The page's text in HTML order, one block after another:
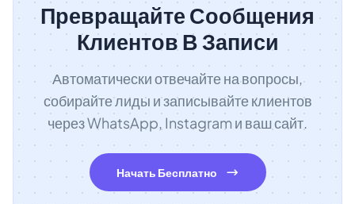
Превращайте Сообщения
Клиентов В Записи
Автоматически отвечайте на вопросы,
собирайте лиды и записывайте клиентов
через WhatsApp, Instagram и ваш сайт.
Начать Бесплатно